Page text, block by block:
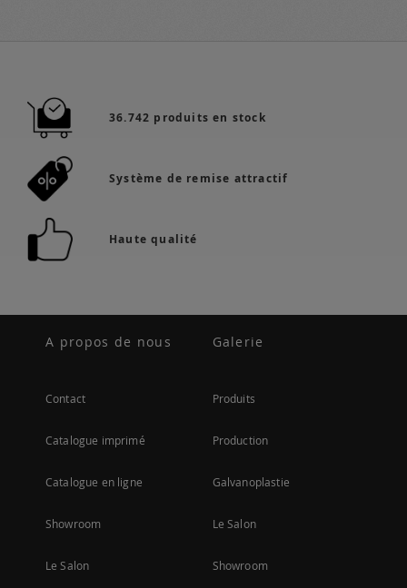
36.742 produits en stock
Système de remise attractif
Haute qualité
A propos de nous
Contact
Catalogue imprimé
Catalogue en ligne
Showroom
Le Salon
Galerie
Produits
Production
Galvanoplastie
Le Salon
Showroom